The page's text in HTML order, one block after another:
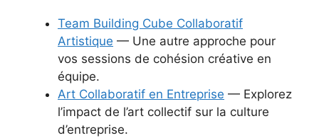
Team Building Cube Collaboratif
Artistique — Une autre approche pour
vos sessions de cohésion créative en
équipe.
Art Collaboratif en Entreprise — Explorez
l’impact de l’art collectif sur la culture
d’entreprise.